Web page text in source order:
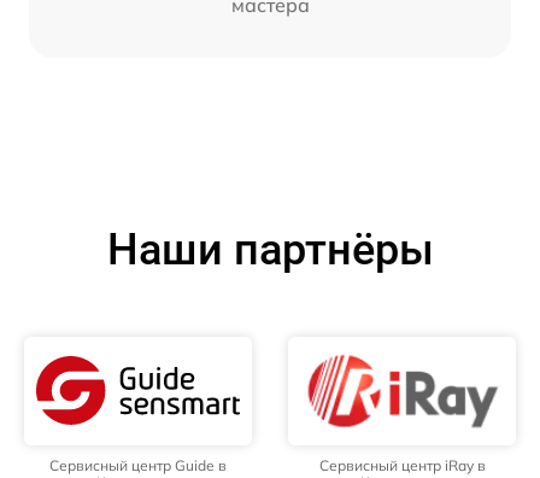
мастера
Наши партнёры
Сервисный центр Guide в
Сервисный центр iRay в